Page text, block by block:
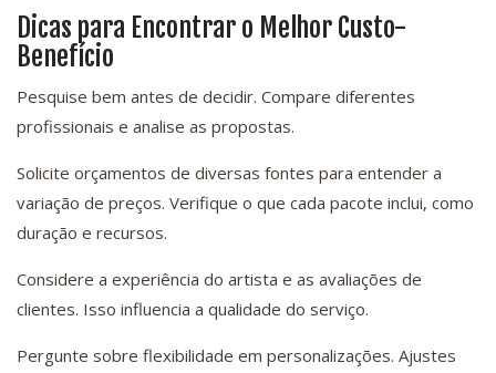
Dicas para Encontrar o Melhor Custo-
Benefício
Pesquise bem antes de decidir. Compare diferentes
profissionais e analise as propostas.
Solicite orçamentos de diversas fontes para entender a
variação de preços. Verifique o que cada pacote inclui, como
duração e recursos.
Considere a experiência do artista e as avaliações de
clientes. Isso influencia a qualidade do serviço.
Pergunte sobre flexibilidade em personalizações. Ajustes